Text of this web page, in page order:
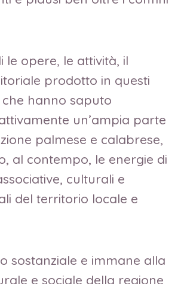
le opere, le attività, il
prodotto in questi
hanno saputo
un’ampia parte
palmese e calabrese,
al contempo, le energie di
culturali e
del territorio locale e
sostanziale e immane alla
e sociale della regione